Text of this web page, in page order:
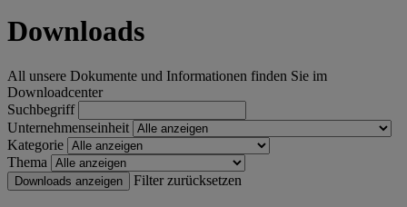
Downloads
All unsere Dokumente und Informationen finden Sie im
Downloadcenter
Suchbegriff
Unternehmenseinheit
Kategorie
Thema
Downloads anzeigen Filter zurücksetzen